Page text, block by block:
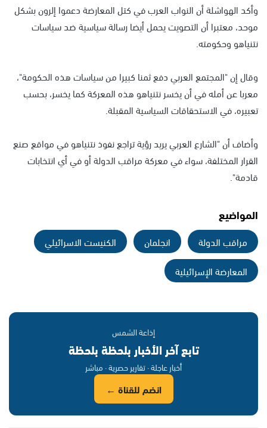
وأكد الهواشلة أن النواب العرب في كتل المعارضة دعموا إلرون بشكل
موحد، معتبرا أن التصويت يحمل أيضا رسالة سياسية ضد سياسات
نتنياهو وحكومته.
وقال إن "المجتمع العربي دفع ثمنا كبيرا من سياسات هذه الحكومة"،
معربا عن أمله في أن يخسر نتنياهو هذه المعركة كما يخسر، بحسب
تعبيره، في الاستحقاقات السياسية المقبلة.
وأضاف أن "الشارع العربي يريد رؤية تراجع نفوذ نتنياهو في مواقع صنع
القرار المختلفة، سواء في معركة مراقب الدولة أو في أي انتخابات
قادمة".
المواضيع
مراقب الدولة انجلمان
الكنيست الاسرائيلي
المعارضة الإسرائيلية
إذاعة الشمس
تابع آخر الأخبار بلحظة بلحظة
أخبار عاجلة · تقارير حصرية · مباشر
انضم للقناة ←